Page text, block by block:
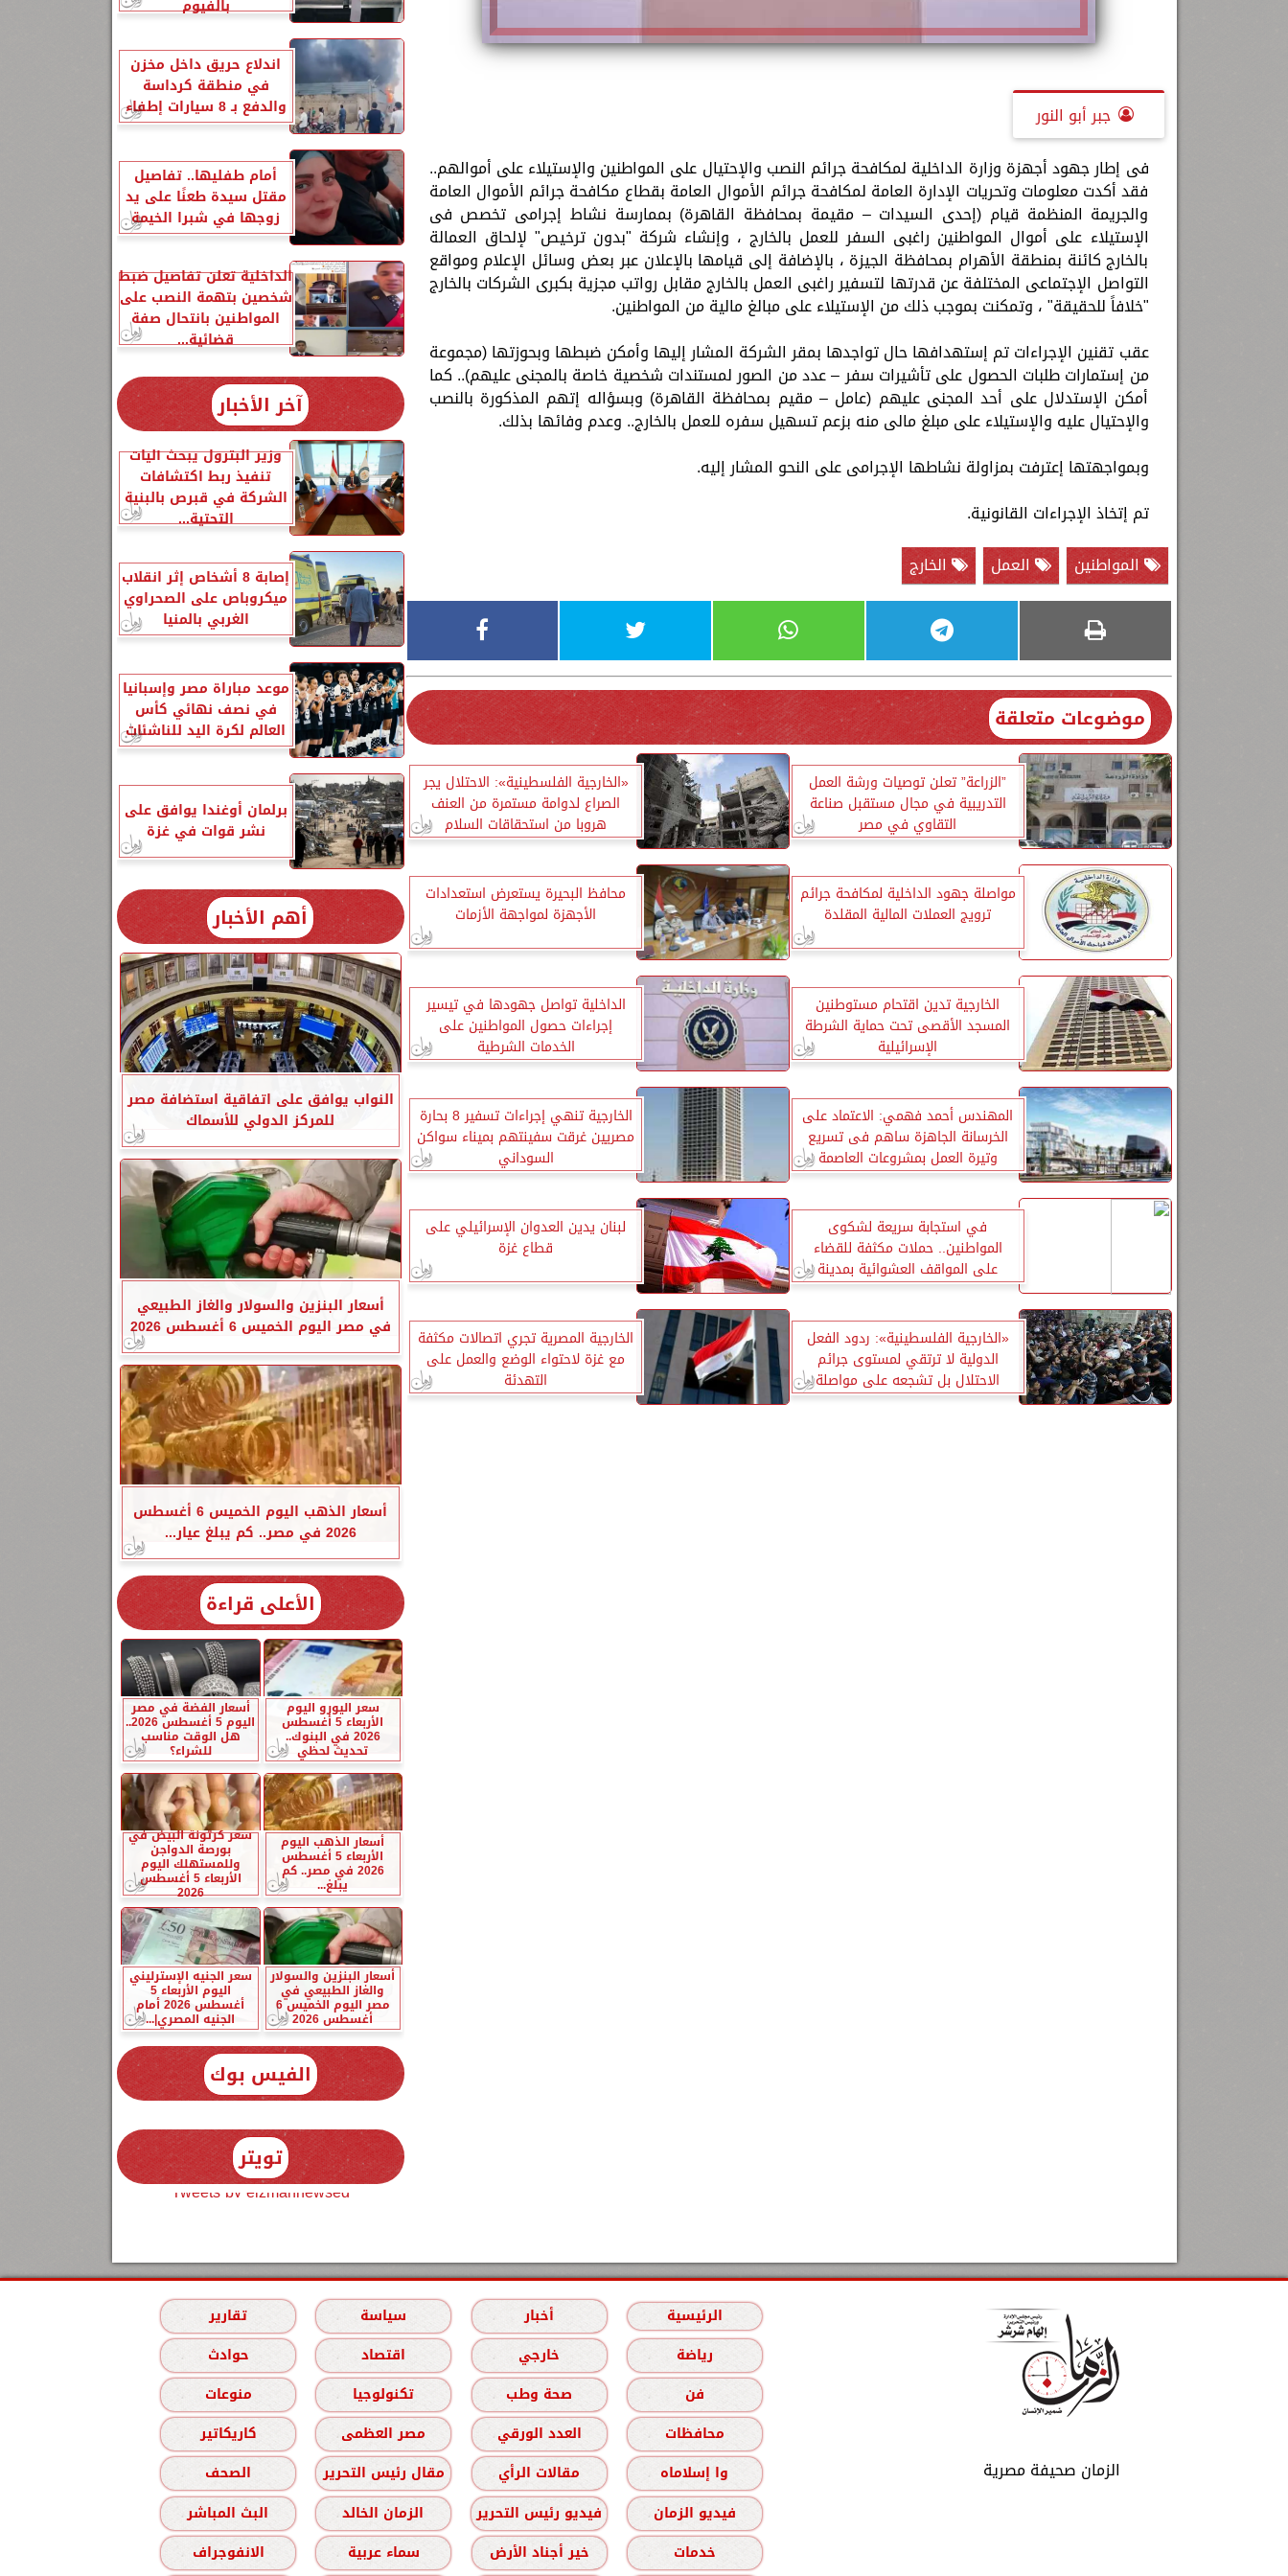
جبر أبو النور
فى إطار جهود أجهزة وزارة الداخلية لمكافحة جرائم النصب والإحتيال على المواطنين والإستيلاء على أموالهم..
فقد أكدت معلومات وتحريات الإدارة العامة لمكافحة جرائم الأموال العامة بقطاع مكافحة جرائم الأموال العامة
والجريمة المنظمة قيام (إحدى السيدات – مقيمة بمحافظة القاهرة) بممارسة نشاط إجرامى تخصص فى
الإستيلاء على أموال المواطنين راغبى السفر للعمل بالخارج ، وإنشاء شركة "بدون ترخيص" لإلحاق العمالة
بالخارج كائنة بمنطقة الأهرام بمحافظة الجيزة ، بالإضافة إلى قيامها بالإعلان عبر بعض وسائل الإعلام ومواقع
التواصل الإجتماعى المختلفة عن قدرتها لتسفير راغبى العمل بالخارج مقابل رواتب مجزية بكبرى الشركات بالخارج
"خلافاً للحقيقة" ، وتمكنت بموجب ذلك من الإستيلاء على مبالغ مالية من المواطنين.
عقب تقنين الإجراءات تم إستهدافها حال تواجدها بمقر الشركة المشار إليها وأمكن ضبطها وبحوزتها (مجموعة
من إستمارات طلبات الحصول على تأشيرات سفر – عدد من الصور لمستندات شخصية خاصة بالمجنى عليهم).. كما
أمكن الإستدلال على أحد المجنى عليهم (عامل – مقيم بمحافظة القاهرة) وبسؤاله إتهم المذكورة بالنصب
والإحتيال عليه والإستيلاء على مبلغ مالى منه بزعم تسهيل سفره للعمل بالخارج.. وعدم وفائها بذلك.
وبمواجهتها إعترفت بمزاولة نشاطها الإجرامى على النحو المشار إليه.
تم إتخاذ الإجراءات القانونية.
المواطنين
العمل الخارج
موضوعات متعلقة
”الزراعة” تعلن توصيات ورشة العمل
التدريبية في مجال مستقبل صناعة
التقاوي في مصر
«الخارجية الفلسطينية»: الاحتلال يجر
الصراع لدوامة مستمرة من العنف
هروبا من استحقاقات السلام
مواصلة جهود الداخلية لمكافحة جرائم
ترويج العملات المالية المقلدة
محافظ البحيرة يستعرض استعدادات
الأجهزة لمواجهة الأزمات
الخارجية تدين اقتحام مستوطنين
المسجد الأقصى تحت حماية الشرطة
الإسرائيلية
الداخلية تواصل جهودها في تيسير
إجراءات حصول المواطنين على
الخدمات الشرطية
المهندس أحمد فهمي: الاعتماد على
الخرسانة الجاهزة ساهم فى تسريع
وتيرة العمل بمشروعات العاصمة
الإدارية
الخارجية تنهي إجراءات تسفير 8 بحارة
مصريين غرقت سفينتهم بميناء سواكن
السوداني
في استجابة سريعة لشكوى
المواطنين.. حملات مكثفة للقضاء
على المواقف العشوائية بمدينة
دمنهور
لبنان يدين العدوان الإسرائيلي على
قطاع غزة
«الخارجية الفلسطينية»: ردود الفعل
الدولية لا ترتقي لمستوى جرائم
الاحتلال بل تشجعه على مواصلة
عدوانه
الخارجية المصرية تجري اتصالات مكثفة
مع غزة لاحتواء الوضع والعمل على
التهدئة
بالفيوم
اندلاع حريق داخل مخزن
في منطقة كرداسة
والدفع بـ 8 سيارات إطفاء
أمام طفليها.. تفاصيل
مقتل سيدة طعنًا على يد
زوجها في شبرا الخيمة
الداخلية تعلن تفاصيل ضبط
شخصين بتهمة النصب على
المواطنين بانتحال صفة
قضائية...
آخر الأخبار
وزير البترول يبحث آليات
تنفيذ ربط اكتشافات
الشركة في قبرص بالبنية
التحتية...
إصابة 8 أشخاص إثر انقلاب
ميكروباص على الصحراوي
الغربي بالمنيا
موعد مباراة مصر وإسبانيا
في نصف نهائي كأس
العالم لكرة اليد للناشئات
برلمان أوغندا يوافق على
نشر قوات في غزة
أهم الأخبار
النواب يوافق على اتفاقية استضافة مصر
للمركز الدولي للأسماك
أسعار البنزين والسولار والغاز الطبيعي
في مصر اليوم الخميس 6 أغسطس 2026
أسعار الذهب اليوم الخميس 6 أغسطس
2026 في مصر.. كم يبلغ عيار...
الأعلى قراءة
سعر اليورو اليوم
الأربعاء 5 أغسطس
2026 في البنوك..
تحديث لحظي
أسعار الفضة في مصر
اليوم 5 أغسطس 2026..
هل الوقت مناسب
للشراء؟
أسعار الذهب اليوم
الأربعاء 5 أغسطس
2026 في مصر.. كم
يبلغ...
سعر كرتونة البيض في
بورصة الدواجن
وللمستهلك اليوم
الأربعاء 5 أغسطس
2026
أسعار البنزين والسولار
والغاز الطبيعي في
مصر اليوم الخميس 6
أغسطس 2026
سعر الجنيه الإسترليني
اليوم الأربعاء 5
أغسطس 2026 أمام
الجنيه المصري|...
الفيس بوك
تويتر
Tweets by elzmannewseg
الزمان صحيفة مصرية
الرئيسية أخبار سياسة
تقارير
رياضة
خارجي اقتصاد
حوادث
فن
صحة وطب تكنولوجيا
منوعات
محافظات
العدد الورقي مصر العظمى
كاريكاتير
وا إسلاماه
مقالات الرأي مقال رئيس التحرير
الصحف
فيديو الزمان
فيديو رئيس التحرير الزمان الخالد
البث المباشر
خدمات
خير أجناد الأرض سماء عربية الانفوجراف